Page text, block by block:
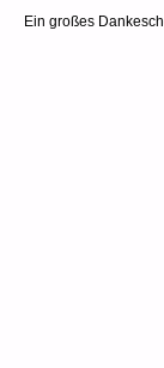
Ein großes